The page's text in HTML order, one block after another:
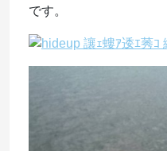
です。